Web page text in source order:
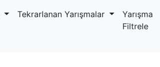
Tekrarlanan Yarışmalar
Yarışma
Filtrele